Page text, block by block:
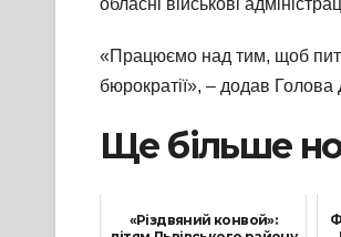
обласні військові
«Працюємо над тим, щоб
бюрократії», – додав
Ще більше
«Різдвяний конвой»: